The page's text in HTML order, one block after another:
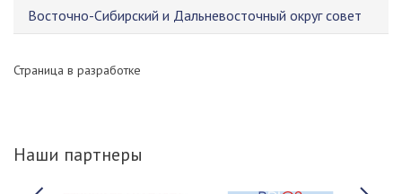
Восточно-Сибирский и Дальневосточный округ совет
Страница в разработке
Наши партнеры